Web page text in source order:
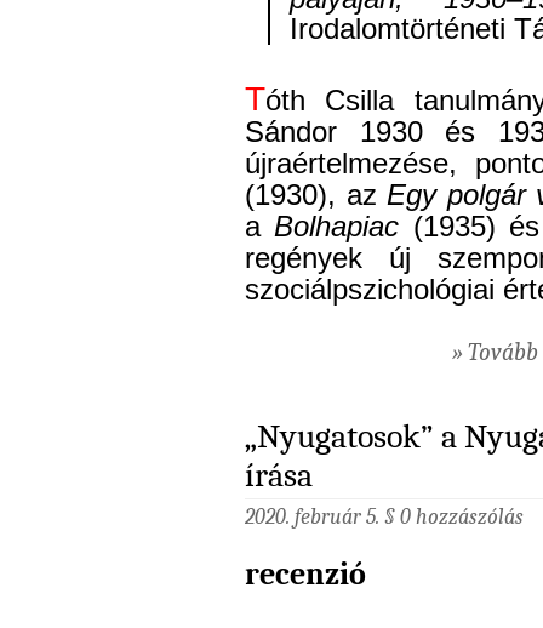
Irodalomtörténeti
Tóth Csilla
Sándor 1930 és
újraértelmezése,
(1930), az Egy polgár
a Bolhapiac (1935)
regények új
szociálpszichológiai
»
„Nyugatosok” a
írása
2020. február 5. § 0 hozzászólás
recenzió